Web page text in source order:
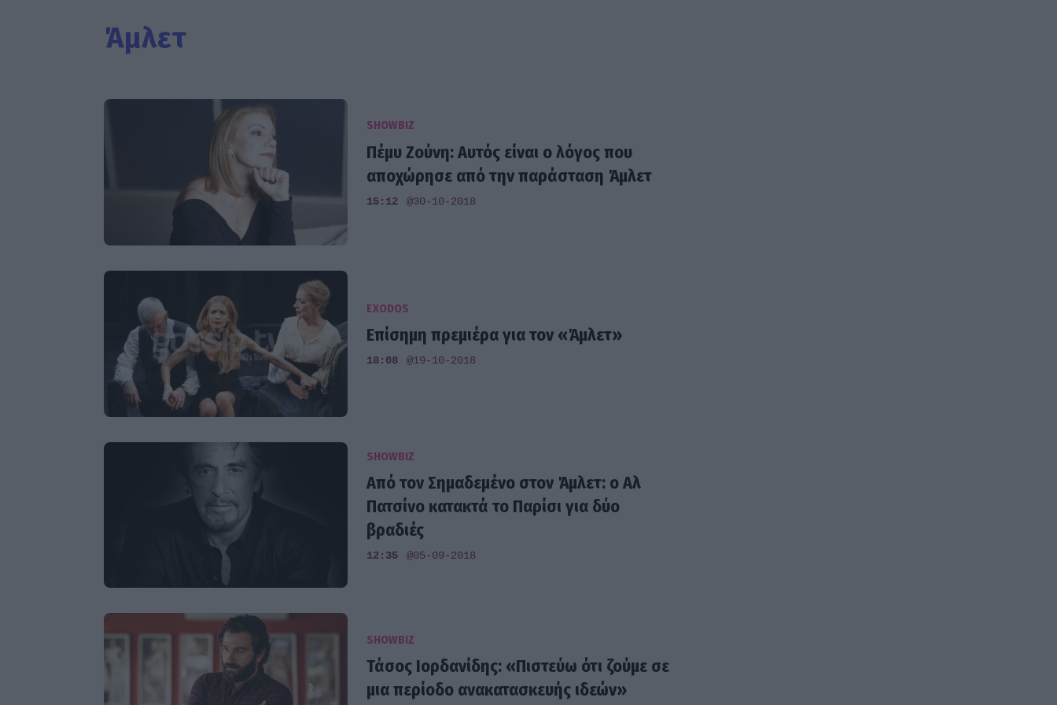
Άμλετ
SHOWBIZ
Πέμυ Ζούνη: Αυτός είναι ο λόγος που
αποχώρησε από την παράσταση Άμλετ
15:12 @30-10-2018
EXODOS
Επίσημη πρεμιέρα για τον «Άμλετ»
18:08 @19-10-2018
SHOWBIZ
Από τον Σημαδεμένο στον Άμλετ: ο Αλ
Πατσίνο κατακτά το Παρίσι για δύο
βραδιές
12:35 @05-09-2018
SHOWBIZ
Τάσος Ιορδανίδης: «Πιστεύω ότι ζούμε σε
μια περίοδο ανακατασκευής ιδεών»